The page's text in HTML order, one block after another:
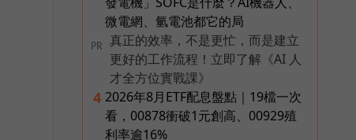
微電網、氫電池都它的局
PR
真正的效率，不是更忙，而是建立
更好的工作流程！立即了解《AI 人
才全方位實戰課》
4 2026年8月ETF配息盤點｜19檔一次
看，00878衝破1元創高、00929殖
利率逾16%